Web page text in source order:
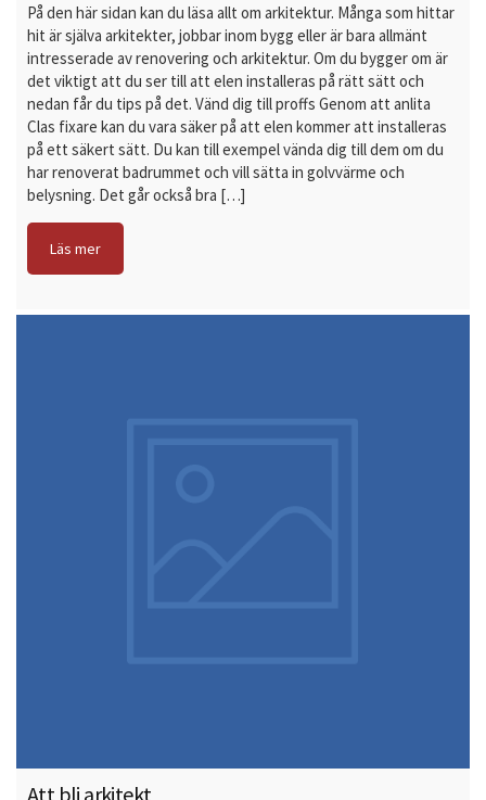
På den här sidan kan du läsa allt om arkitektur. Många som hittar
hit är själva arkitekter, jobbar inom bygg eller är bara allmänt
intresserade av renovering och arkitektur. Om du bygger om är
det viktigt att du ser till att elen installeras på rätt sätt och
nedan får du tips på det. Vänd dig till proffs Genom att anlita
Clas fixare kan du vara säker på att elen kommer att installeras
på ett säkert sätt. Du kan till exempel vända dig till dem om du
har renoverat badrummet och vill sätta in golvvärme och
belysning. Det går också bra […]
Att bli arkitekt